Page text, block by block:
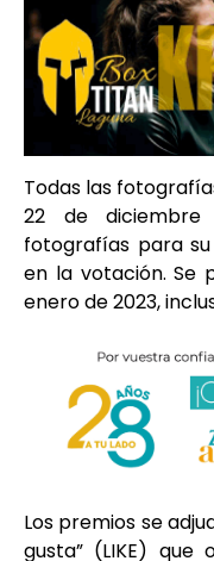
Todas las
22 de
fotografías para
en la votación. Se
enero de 2023,
Los premios se
gusta” (LIKE)